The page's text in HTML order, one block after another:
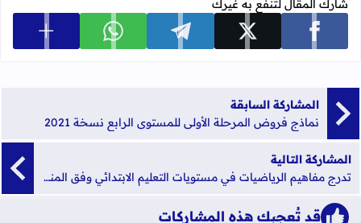
شارك المقال لتنفع به غيرك
شارك على facebook شارك على x شارك على telegram شارك على whatsapp عرض
المشاركة السابقة
نماذج فروض المرحلة الأولى للمستوى الرابع نسخة 2021
المشاركة التالية
تدرج مفاهيم الرياضيات في مستويات التعليم الابتدائي وفق المنهاج المنقح
قد تُعجبك هذه المشاركات